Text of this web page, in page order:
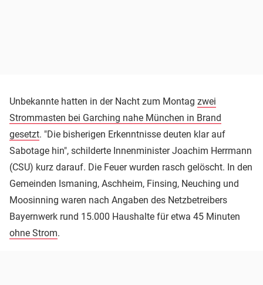
Unbekannte hatten in der Nacht zum Montag zwei
Strommasten bei Garching nahe München in Brand
gesetzt. "Die bisherigen Erkenntnisse deuten klar auf
Sabotage hin", schilderte Innenminister Joachim Herrmann
(CSU) kurz darauf. Die Feuer wurden rasch gelöscht. In den
Gemeinden Ismaning, Aschheim, Finsing, Neuching und
Moosinning waren nach Angaben des Netzbetreibers
Bayernwerk rund 15.000 Haushalte für etwa 45 Minuten
ohne Strom.